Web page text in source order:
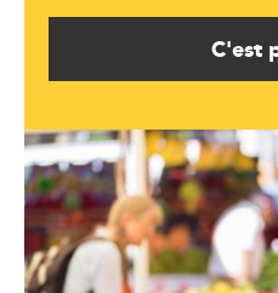
C'est